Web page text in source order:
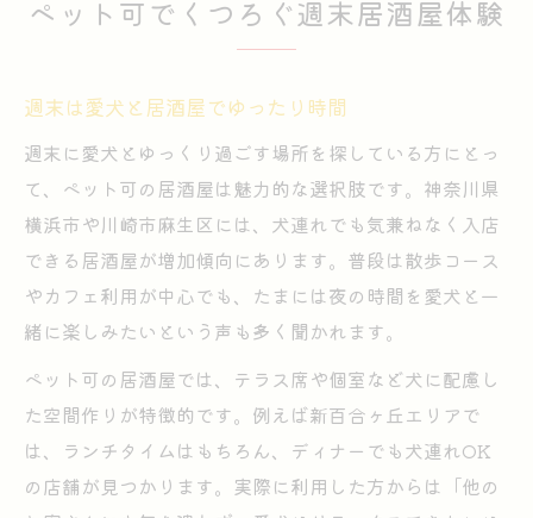
ペット可でくつろぐ週末居酒屋体験
週末は愛犬と居酒屋でゆったり時間
週末に愛犬とゆっくり過ごす場所を探している方にとっ
て、ペット可の居酒屋は魅力的な選択肢です。神奈川県
横浜市や川崎市麻生区には、犬連れでも気兼ねなく入店
できる居酒屋が増加傾向にあります。普段は散歩コース
やカフェ利用が中心でも、たまには夜の時間を愛犬と一
緒に楽しみたいという声も多く聞かれます。
ペット可の居酒屋では、テラス席や個室など犬に配慮し
た空間作りが特徴的です。例えば新百合ヶ丘エリアで
は、ランチタイムはもちろん、ディナーでも犬連れOK
の店舗が見つかります。実際に利用した方からは「他の